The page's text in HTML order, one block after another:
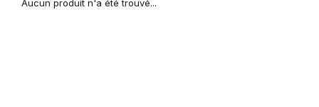
Aucun produit n'a été trouvé...